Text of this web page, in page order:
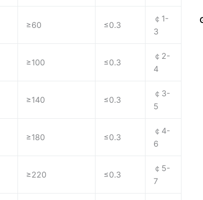
≥60 ≤0.3
￠1-
3
≥100 ≤0.3
￠2-
4
≥140 ≤0.3
￠3-
5
≥180 ≤0.3
￠4-
6
≥220 ≤0.3
￠5-
7